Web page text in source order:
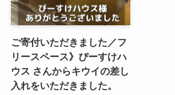
ご寄付いただきました／フ
リースペース》ぴーすけハ
ウス さんからキウイの差し
入れをいただきました。